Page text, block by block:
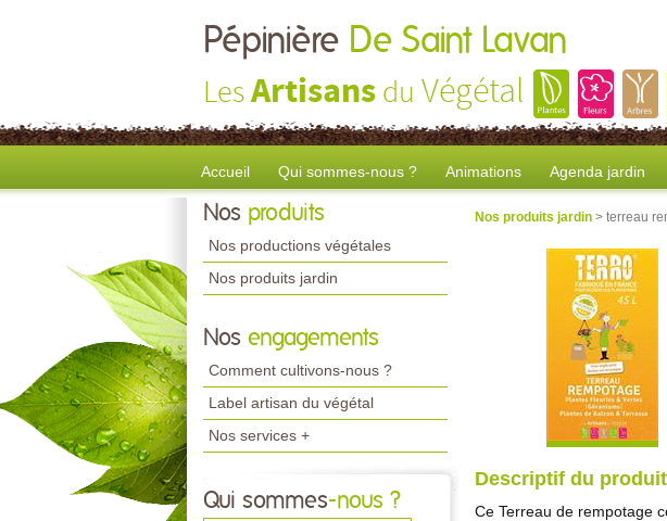
Pépinière De Saint Lavan
LesArtisans du Végétal
Accueil Qui sommes-nous ? Animations Agenda jardin
Nos produits
Nos productions végétales
Nos produits jardin
Nos engagements
Comment cultivons-nous ?
Label artisan du végétal
Nos services +
Qui sommes-nous ?
Nos produits jardin > terreau
Descriptif du produit
Ce Terreau de rempotage